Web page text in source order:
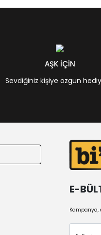
AŞK İÇİN
Sevdiğiniz kişiye özgün
E-